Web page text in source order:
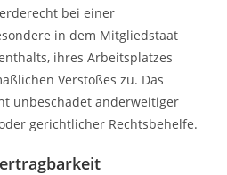
bei einer
in dem Mitgliedstaat
ihres Arbeitsplatzes
Verstoßes zu. Das
unbeschadet anderweitiger
gerichtlicher Rechtsbehelfe.